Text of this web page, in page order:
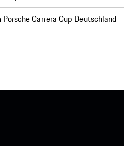
Carrera Cup Deutschland